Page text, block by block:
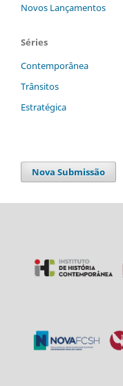
Novos Lançamentos
Séries
Contemporânea
Trânsitos
Estratégica
Nova Submissão